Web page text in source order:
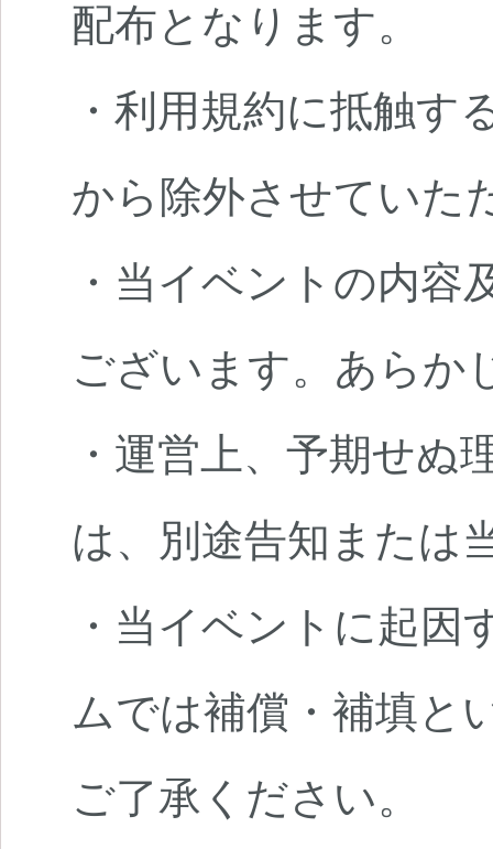
配布となります。
・利用規約に抵触
から除外させていた
・当イベントの内
ございます。あらか
・運営上、予期せ
は、別途告知または
・当イベントに起
ムでは補償・補填と
ご了承ください。